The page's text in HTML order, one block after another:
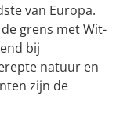
van Europa.
grens met Wit-
bij
natuur en
zijn de